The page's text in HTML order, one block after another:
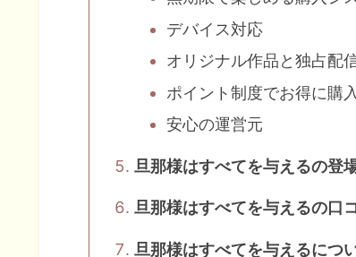
デバイス対応
オリジナル作品と独占配
ポイント制度でお得に購入
安心の運営元
旦那様はすべてを与えるの登
旦那様はすべてを与えるの口
旦那様はすべてを与えるにつ